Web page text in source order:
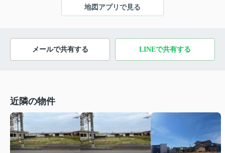
地図アプリで見る
メールで共有する LINEで共有する
近隣の物件